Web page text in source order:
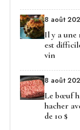
8 août
Il y a
est
vin
8 août
Le bœuf
hacher
de 10 $